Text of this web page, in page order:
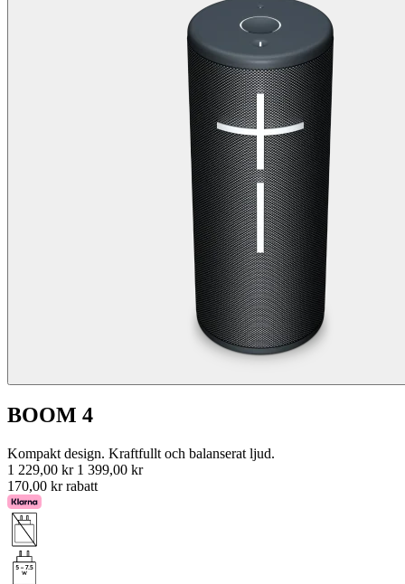
BOOM 4
Kompakt design. Kraftfullt och balanserat ljud.
1 229,00 kr 1 399,00 kr
170,00 kr rabatt